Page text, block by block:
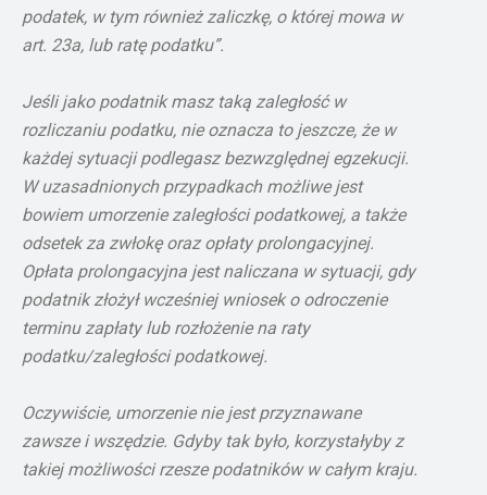
podatek, w tym również zaliczkę, o której mowa w
art. 23a, lub ratę podatku”.
Jeśli jako podatnik masz taką zaległość w
rozliczaniu podatku, nie oznacza to jeszcze, że w
każdej sytuacji podlegasz bezwzględnej egzekucji.
W uzasadnionych przypadkach możliwe jest
bowiem umorzenie zaległości podatkowej, a także
odsetek za zwłokę oraz opłaty prolongacyjnej.
Opłata prolongacyjna jest naliczana w sytuacji, gdy
podatnik złożył wcześniej wniosek o odroczenie
terminu zapłaty lub rozłożenie na raty
podatku/zaległości podatkowej.
Oczywiście, umorzenie nie jest przyznawane
zawsze i wszędzie. Gdyby tak było, korzystałyby z
takiej możliwości rzesze podatników w całym kraju.